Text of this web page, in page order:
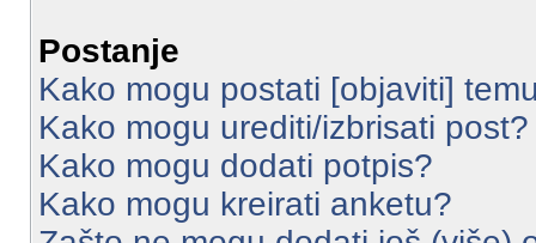
Postanje
Kako mogu postati [objaviti]
Kako mogu urediti/izbrisati post?
Kako mogu dodati potpis?
Kako mogu kreirati anketu?